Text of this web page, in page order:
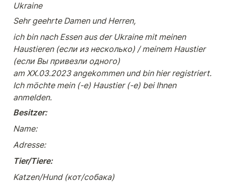
Ukraine
Sehr geehrte Damen und Herren,
ich bin nach Essen aus der Ukraine mit meinen
Haustieren (если из несколько) / meinem Haustier
(если Вы привезли одного)
am XX.03.2023 angekommen und bin hier registriert.
Ich möchte mein (-e) Haustier (-e) bei Ihnen
anmelden.
Besitzer:
Name:
Adresse:
Tier/Tiere:
Katzen/Hund (кот/собака)